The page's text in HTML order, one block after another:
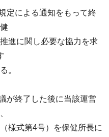
定による通知をもって終
進に関し必要な協力を求
。
が終了した後に当該運営
様式第4号）を保健所長に